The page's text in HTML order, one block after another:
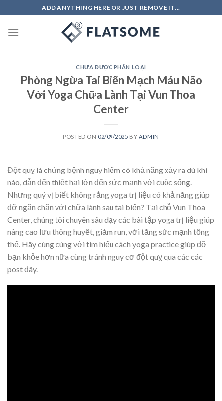
to
content
ADD ANYTHING HERE OR JUST REMOVE IT...
CHƯA ĐƯỢC PHÂN LOẠI
Phòng Ngừa Tai Biến Mạch Máu Não
Với Yoga Chữa Lành Tại Vun Thoa
Center
POSTED ON 02/09/2025 BY ADMIN
Đột quỵ là chứng bệnh nguy hiểm có khả năng xảy ra dù khi
nào, dẫn đến thiệt hại lớn đến sức mạnh với cuộc sống.
Nhưng quý vị biết không rằng yoga trị liệu có khả năng giúp
đỡ ngăn chặn với chữa lành sau tai biến? Tại chỗ Vun Thoa
Center, chúng tôi chuyên sâu dạy các bài tập yoga trị liệu giúp
nâng cao lưu thông huyết, giảm run, với tăng sức mạnh tổng
thể. Hãy cùng cùng với tìm hiểu cách yoga practice giúp đỡ
bạn khỏe hơn nữa cùng tránh nguy cơ đột quỵ qua các các
post đây.